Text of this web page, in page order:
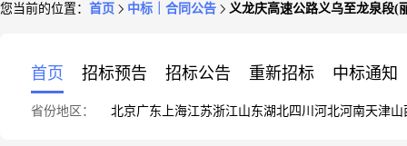
您当前的位置： 首页 中标｜合同公告 义龙庆高速公路义乌至龙泉段(
首页 招标预告 招标公告 重新招标 中标通知
省份地区： 北京广东 上海江苏浙江山东湖北四川 河北河南天津山